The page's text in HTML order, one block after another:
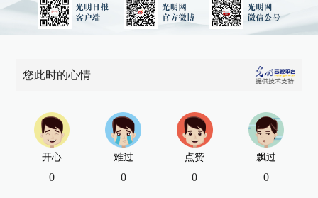
您此时的心情
开心
0
难过
0
点赞
0
飘过
0